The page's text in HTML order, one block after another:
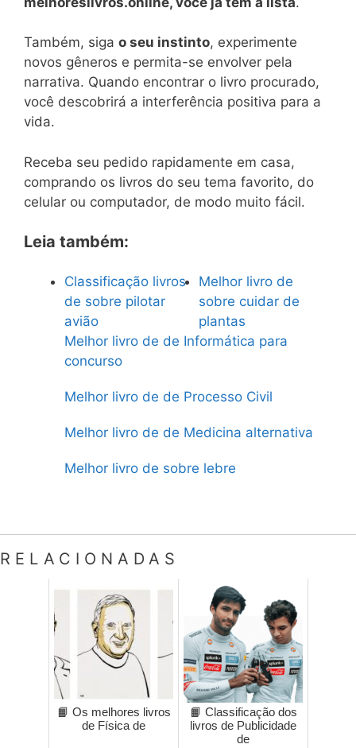
Também, siga o seu instinto, experimente
novos gêneros e permita-se envolver pela
narrativa. Quando encontrar o livro procurado,
você descobrirá a interferência positiva para a
vida.
Receba seu pedido rapidamente em casa,
comprando os livros do seu tema favorito, do
celular ou computador, de modo muito fácil.
Leia também:
Classificação livros
de sobre pilotar
avião
Melhor livro de
sobre cuidar de
plantas
Melhor livro de de Informática para
concurso
Melhor livro de de Processo Civil
Melhor livro de de Medicina alternativa
Melhor livro de sobre lebre
RELACIONADAS
📙 Os melhores livros
de Física de
📙 Classificação dos
livros de Publicidade
de